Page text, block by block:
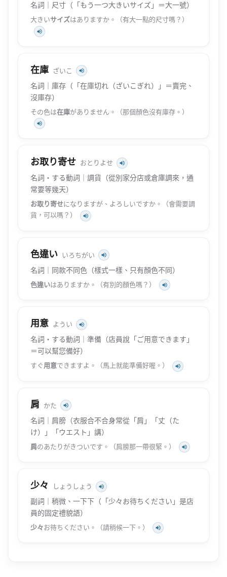
名詞｜尺寸（「もう一つ大きいサイズ」＝大一號）
大きいサイズはありますか。（有大一點的尺寸嗎？）
在庫 ざいこ
名詞｜庫存（「在庫切れ（ざいこぎれ）」＝賣完、
沒庫存）
その色は在庫がありません。（那個顏色沒有庫存。）
お取り寄せ おとりよせ
名詞・する動詞｜調貨（從別家分店或倉庫調來，通
常要等幾天）
お取り寄せになりますが、よろしいですか。（會需要調
貨，可以嗎？）
色違い いろちがい
名詞｜同款不同色（樣式一樣、只有顏色不同）
色違いはありますか。（有別的顏色嗎？）
用意 ようい
名詞・する動詞｜準備（店員說「ご用意できます」
＝可以幫您備好）
すぐ用意できますよ。（馬上就能準備好喔。）
肩 かた
名詞｜肩膀（衣服合不合身常從「肩」「丈（た
け）」「ウエスト」講）
肩のあたりがきついです。（肩膀那一帶很緊。）
少々 しょうしょう
副詞｜稍微、一下下（「少々お待ちください」是店
員的固定禮貌語）
少々お待ちください。（請稍候一下。）